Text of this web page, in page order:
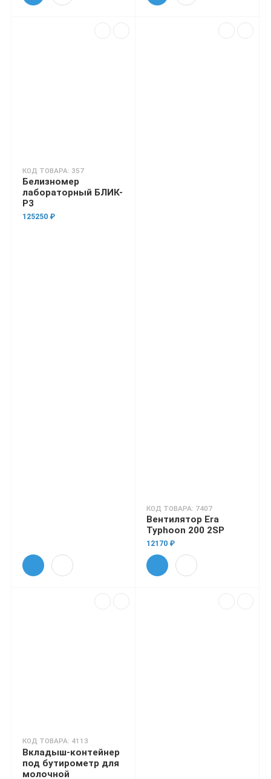
КОД ТОВАРА: 357
Белизномер
лабораторный БЛИК-
Р3
125250 ₽
КОД ТОВАРА: 7407
Вентилятор Era
Typhoon 200 2SP
12170 ₽
КОД ТОВАРА: 4113
Вкладыш-контейнер
под бутирометр для
молочной